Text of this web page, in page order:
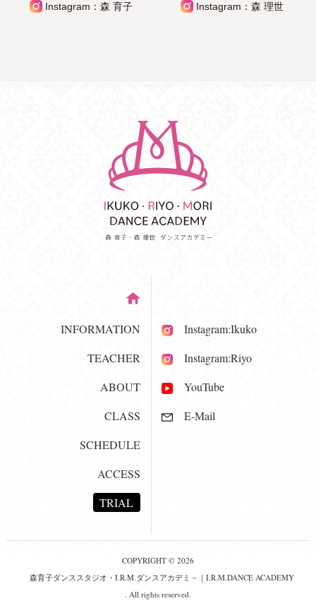
Instagram：森 育子 Instagram：森 理世
INFORMATION
TEACHER
ABOUT
CLASS
SCHEDULE
ACCESS
TRIAL
Instagram:Ikuko
Instagram:Riyo
YouTube
E-Mail
COPYRIGHT © 2026
森育子ダンススタジオ・I.R.M.ダンスアカデミ－｜I.R.M.DANCE ACADEMY
. All rights reserved.